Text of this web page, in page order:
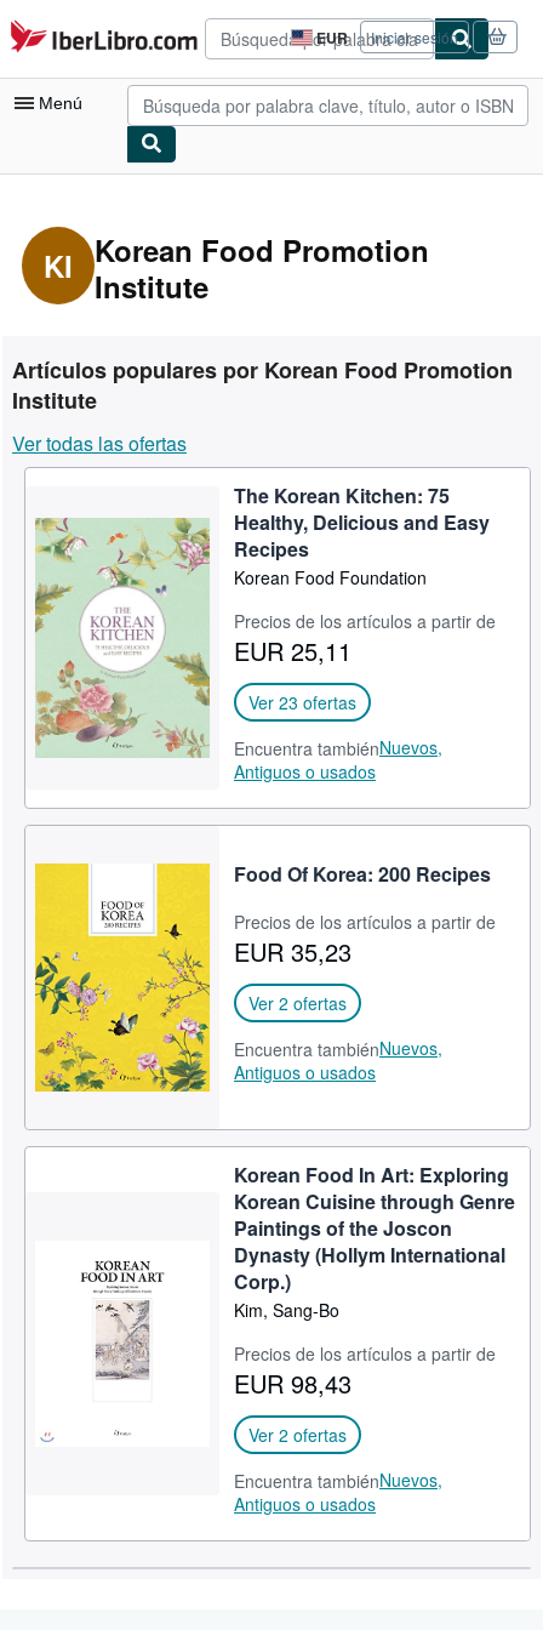
Pasar al contenido principal
IberLibro.com EUR
Preferencias
de
compra
del
Iniciar sesión
Menú
Consultar mis pedidos
Búsqueda avanzada
Libros antiguos
Arte y coleccionismo
Vendedores
Ayuda
CERRAR
KI Korean Food Promotion
Institute
Artículos populares por Korean Food Promotion
Institute
Ver todas las ofertas
The Korean Kitchen: 75
Healthy, Delicious and Easy
Recipes
Korean Food Foundation
Precios de los artículos a partir de
EUR 25,11
Ver 23 ofertas
Encuentra tambiénNuevos,
Antiguos o usados
Food Of Korea: 200 Recipes
Precios de los artículos a partir de
EUR 35,23
Ver 2 ofertas
Encuentra tambiénNuevos,
Antiguos o usados
Korean Food In Art: Exploring
Korean Cuisine through Genre
Paintings of the Joscon
Dynasty (Hollym International
Corp.)
Kim, Sang-Bo
Precios de los artículos a partir de
EUR 98,43
Ver 2 ofertas
Encuentra tambiénNuevos,
Antiguos o usados